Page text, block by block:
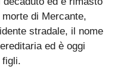
di Mercante,
stradale, il nome
ed è oggi
figli.